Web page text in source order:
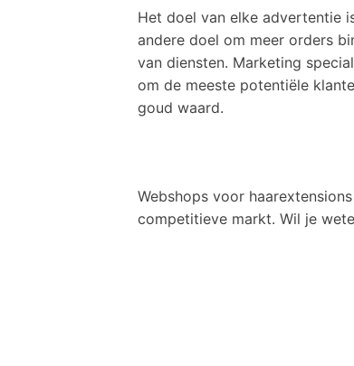
Het doel van elke advertentie
andere doel om meer orders
van diensten. Marketing
om de meeste potentiële
goud waard.
Webshops voor
competitieve markt. Wil je